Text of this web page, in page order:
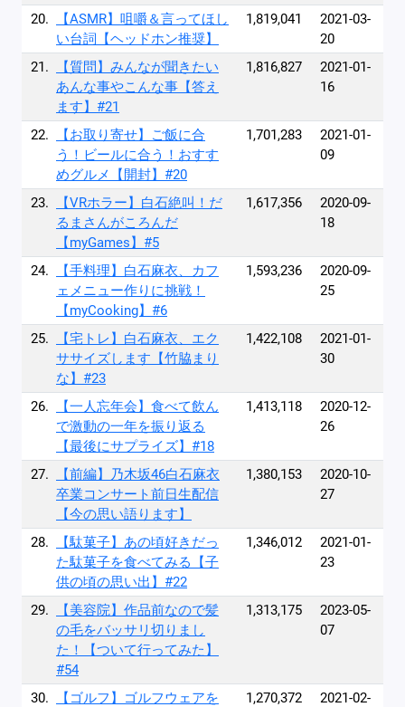
20.
【ASMR】咀嚼＆言ってほし
い台詞【ヘッドホン推奨】
1,819,041
2021-03-
20
21.
【質問】みんなが聞きたい
あんな事やこんな事【答え
ます】#21
1,816,827
2021-01-
16
22.
【お取り寄せ】ご飯に合
う！ビールに合う！おすす
めグルメ【開封】#20
1,701,283
2021-01-
09
23.
【VRホラー】白石絶叫！だ
るまさんがころんだ
【myGames】#5
1,617,356
2020-09-
18
24.
【手料理】白石麻衣、カフ
ェメニュー作りに挑戦！
【myCooking】#6
1,593,236
2020-09-
25
25.
【宅トレ】白石麻衣、エク
ササイズします【竹脇まり
な】#23
1,422,108
2021-01-
30
26.
【一人忘年会】食べて飲ん
で激動の一年を振り返る
【最後にサプライズ】#18
1,413,118
2020-12-
26
27.
【前編】乃木坂46白石麻衣
卒業コンサート前日生配信
【今の思い語ります】
1,380,153
2020-10-
27
28.
【駄菓子】あの頃好きだっ
た駄菓子を食べてみる【子
供の頃の思い出】#22
1,346,012
2021-01-
23
29.
【美容院】作品前なので髪
の毛をバッサリ切りまし
た！【ついて行ってみた】
#54
1,313,175
2023-05-
07
30.
【ゴルフ】ゴルフウェアを
1,270,372
2021-02-